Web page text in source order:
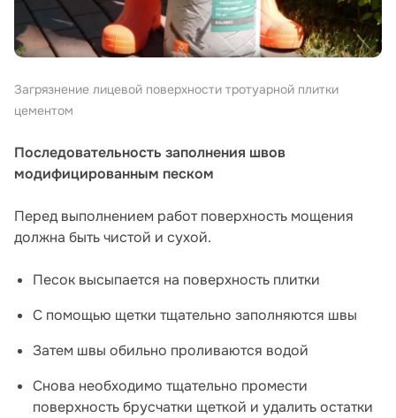
Загрязнение лицевой поверхности тротуарной плитки
цементом
Последовательность заполнения швов
модифицированным песком
Перед выполнением работ поверхность мощения
должна быть чистой и сухой.
Песок высыпается на поверхность плитки
С помощью щетки тщательно заполняются швы
Затем швы обильно проливаются водой
Снова необходимо тщательно промести
поверхность брусчатки щеткой и удалить остатки